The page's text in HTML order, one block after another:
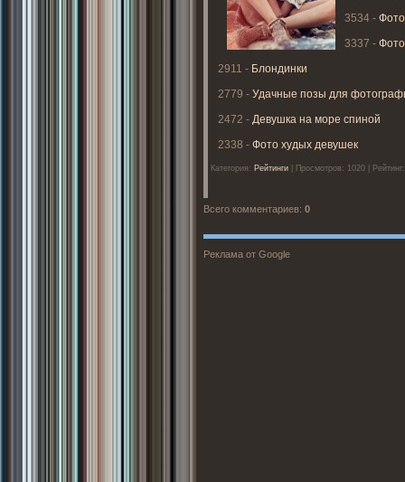
3534 -
3337 -
2911 - Блондинки
2779 - Удачные позы для
2472 - Девушка на море спиной
2338 - Фото худых девушек
Категория : Рейтинги Просмотров: 1020 | Рейтинг
Всего комментариев: 0
Реклама от Google